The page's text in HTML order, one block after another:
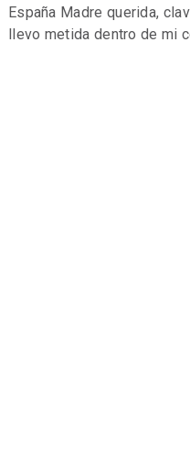
España Madre querida,
llevo metida dentro de mi